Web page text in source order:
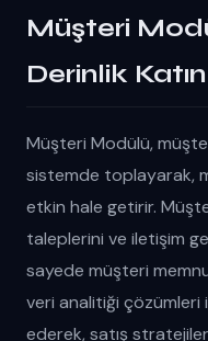
Müşteri
Derinlik Katın
Müşteri Modülü,
sistemde toplayarak,
etkin hale getirir.
taleplerini ve iletişim
sayede müşteri
veri analitiği çözümleri
ederek, satış